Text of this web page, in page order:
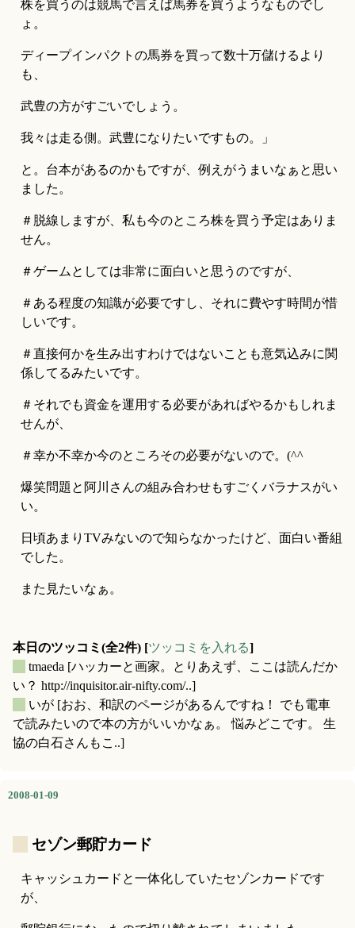
株を買うのは競馬で言えば馬券を買うようなものでし
ょ。
ディープインパクトの馬券を買って数十万儲けるより
も、
武豊の方がすごいでしょう。
我々は走る側。武豊になりたいですもの。」
と。台本があるのかもですが、例えがうまいなぁと思い
ました。
＃脱線しますが、私も今のところ株を買う予定はありま
せん。
＃ゲームとしては非常に面白いと思うのですが、
＃ある程度の知識が必要ですし、それに費やす時間が惜
しいです。
＃直接何かを生み出すわけではないことも意気込みに関
係してるみたいです。
＃それでも資金を運用する必要があればやるかもしれま
せんが、
＃幸か不幸か今のところその必要がないので。(^^ゞ
爆笑問題と阿川さんの組み合わせもすごくバラナスがい
い。
日頃あまりTVみないので知らなかったけど、面白い番組
でした。
また見たいなぁ。
本日のツッコミ(全2件) [ツッコミを入れる]
tmaeda [ハッカーと画家。とりあえず、ここは読んだか
い？ http://inquisitor.air-nifty.com/..]
いが [おお、和訳のページがあるんですね！ でも電車
で読みたいので本の方がいいかなぁ。 悩みどこです。 生
協の白石さんもこ..]
2008-01-09
セゾン郵貯カード
キャッシュカードと一体化していたセゾンカードです
が、